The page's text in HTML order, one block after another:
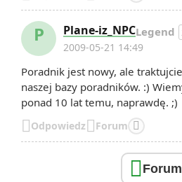
P Plane-iz_NPCLegend
2009-05-21 14:49
Poradnik jest nowy, ale
naszej bazy poradników. :)
ponad 10 lat temu, naprawdę. ;)
OdpowiedzForum 
Forum